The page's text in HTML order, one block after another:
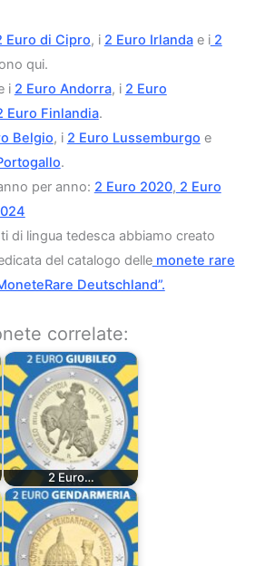
Euro di Cipro, i 2 Euro Irlandae i2
qui.
i 2 Euro Andorra, i 2 Euro
Euro Finlandia.
Belgio, i 2 Euro Lussemburgo e
.
per anno: 2 Euro 2020, 2 Euro
di lingua tedesca abbiamo creato
del catalogo dellemonete rare
Deutschland”.
correlate:
2 Euro…